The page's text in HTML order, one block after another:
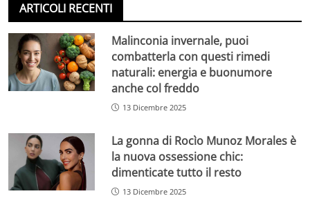
ARTICOLI RECENTI
Malinconia invernale, puoi
combatterla con questi rimedi
naturali: energia e buonumore
anche col freddo
13 Dicembre 2025
La gonna di Rocìo Munoz Morales è
la nuova ossessione chic:
dimenticate tutto il resto
13 Dicembre 2025